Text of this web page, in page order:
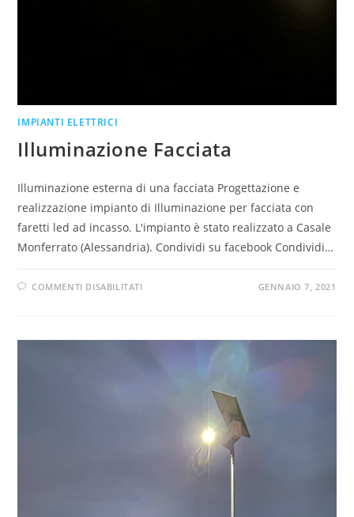
IMPIANTI ELETTRICI
Illuminazione Facciata
Illuminazione esterna di una facciata Progettazione e
realizzazione impianto di Illuminazione per facciata con
faretti led ad incasso. L'impianto è stato realizzato a Casale
Monferrato (Alessandria). Condividi su facebook Condividi…
COMMENTI DISABILITATI GENNAIO 7, 2021